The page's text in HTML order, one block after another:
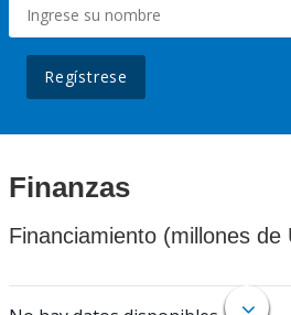
Regístrese
Finanzas
Financiamiento (millones de